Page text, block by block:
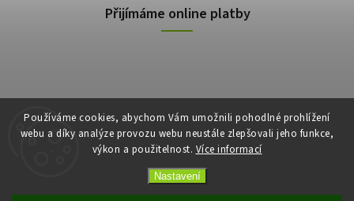
Používáme cookies, abychom Vám umožnili pohodlné prohlížení
webu a díky analýze provozu webu neustále zlepšovali jeho funkce,
výkon a použitelnost. Více informací
Nastavení
Přijímáme online platby
Copyright 2026E-shop Slunečnice. Všechna práva vyhrazena.
VytvořilShoptet| Design